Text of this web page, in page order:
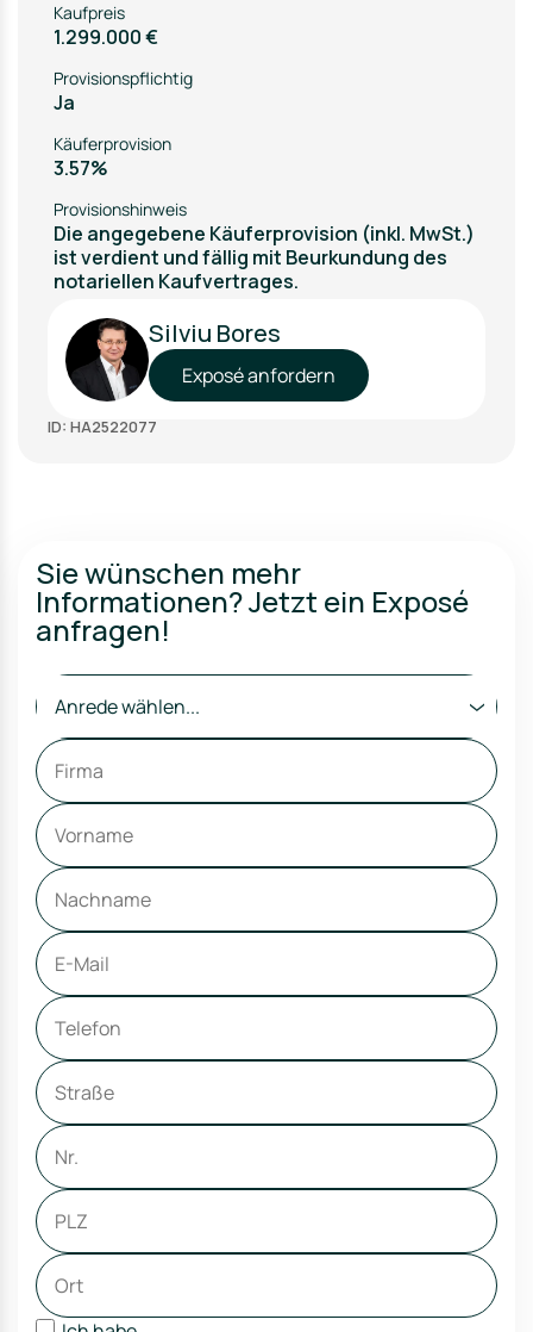
Kaufpreis
1.299.000 €
Provisionspflichtig
Ja
Käuferprovision
3.57%
Provisionshinweis
Die angegebene Käuferprovision (inkl. MwSt.)
ist verdient und fällig mit Beurkundung des
notariellen Kaufvertrages.
Silviu Bores
Exposé anfordern
ID: HA2522077
Sie wünschen mehr
Informationen? Jetzt ein Exposé
anfragen!
Anrede wählen...